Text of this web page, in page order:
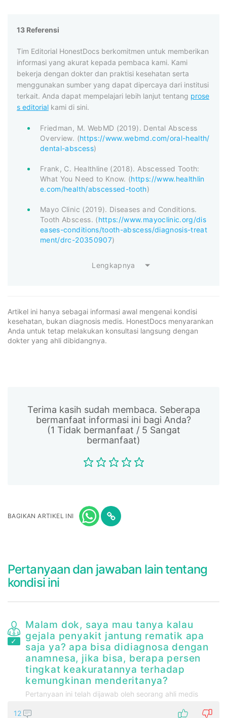
13 Referensi
Tim Editorial HonestDocs berkomitmen untuk memberikan
informasi yang akurat kepada pembaca kami. Kami
bekerja dengan dokter dan praktisi kesehatan serta
menggunakan sumber yang dapat dipercaya dari institusi
terkait. Anda dapat mempelajari lebih lanjut tentang prose
s editorial kami di sini.
Friedman, M. WebMD (2019). Dental Abscess
Overview. (https://www.webmd.com/oral-health/
dental-abscess)
Frank, C. Healthline (2018). Abscessed Tooth:
What You Need to Know. (https://www.healthlin
e.com/health/abscessed-tooth)
Mayo Clinic (2019). Diseases and Conditions.
Tooth Abscess. (https://www.mayoclinic.org/dis
eases-conditions/tooth-abscess/diagnosis-treat
ment/drc-20350907)
Lengkapnya
Artikel ini hanya sebagai informasi awal mengenai kondisi
kesehatan, bukan diagnosis medis. HonestDocs menyarankan
Anda untuk tetap melakukan konsultasi langsung dengan
dokter yang ahli dibidangnya.
Terima kasih sudah membaca. Seberapa
bermanfaat informasi ini bagi Anda?
(1 Tidak bermanfaat / 5 Sangat
bermanfaat)
BAGIKAN ARTIKEL INI
Pertanyaan dan jawaban lain tentang
kondisi ini
Malam dok, saya mau tanya kalau
gejala penyakit jantung rematik apa
saja ya? apa bisa didiagnosa dengan
anamnesa, jika bisa, berapa persen
tingkat keakuratannya terhadap
kemungkinan menderitanya?
Pertanyaan ini telah dijawab oleh seorang ahli medis
12